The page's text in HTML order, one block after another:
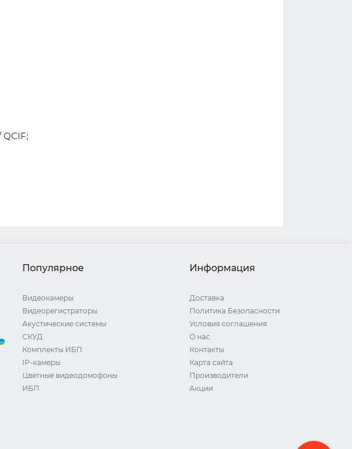
Популярное
Видеокамеры
Видеорегистраторы
Акустические системы
СКУД
Комплекты ИБП
IP-камеры
Цветные видеодомофоны
ИБП
Информация
Доставка
Политика Безопасности
Условия соглашения
О нас
Контакты
Карта сайта
Производители
Акции